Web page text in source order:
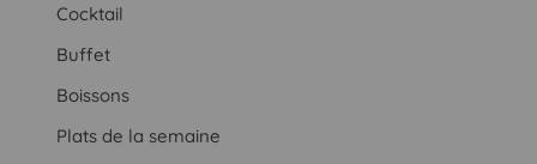
Cocktail
Buffet
Boissons
Plats de la semaine